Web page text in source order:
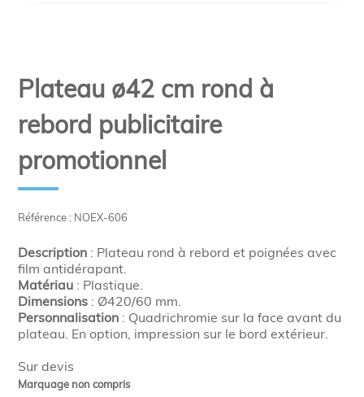
Référence : NOEX-606
Sur devis
Marquage non compris
Plateau ø42 cm rond à
rebord publicitaire
promotionnel
Description : Plateau rond à rebord et poignées avec
film antidérapant.
Matériau : Plastique.
Dimensions : Ø420/60 mm.
Personnalisation : Quadrichromie sur la face avant du
plateau. En option, impression sur le bord extérieur.